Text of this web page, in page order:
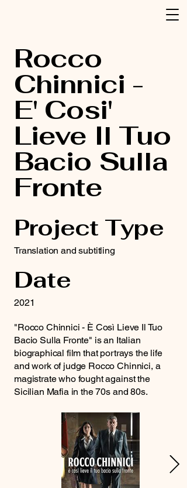
Rocco
Chinnici -
E' Cosi'
Lieve Il Tuo
Bacio Sulla
Fronte
Project Type
Translation and subtitling
Date
2021
"Rocco Chinnici - È Così Lieve Il Tuo
Bacio Sulla Fronte" is an Italian
biographical film that portrays the life
and work of judge Rocco Chinnici, a
magistrate who fought against the
Sicilian Mafia in the 70s and 80s.